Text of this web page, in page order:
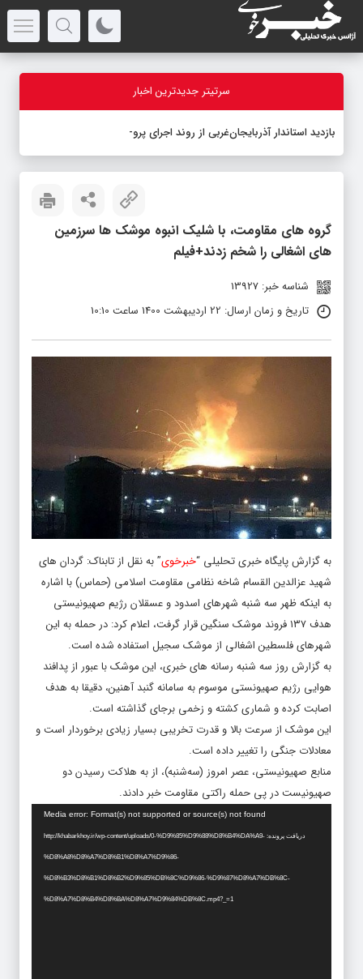
سرتیتر جدیدترین اخبار
بازدید استاندار آذربایجان‌غربی از روند اجرای پروژه ساما
گروه های مقاومت، با شلیک انبوه موشک ها سرزمین
های اشغالی را شخم زدند+فیلم
شناسه خبر: 13927
تاریخ و زمان ارسال: 22 اردیبهشت 1400 ساعت 10:10
به گزارش پایگاه خبری تحلیلی “خبرخوی” به نقل از تابناک: گردان های
شهید عزالدین القسام شاخه نظامی مقاومت اسلامی (حماس) با اشاره
به اینکه ظهر سه شنبه شهرهای اسدود و عسقلان رژیم صهیونیستی
هدف ۱۳۷ فروند موشک سنگین قرار گرفت،‌ اعلام کرد: در حمله به این
شهرهای فلسطین اشغالی از موشک سجیل استفاده شده است.
به گزارش روز سه شنبه رسانه های خبری، این موشک با عبور از پدافند
هوایی رژیم صهیونستی موسوم به سامانه گنبد آهنین، دقیقا به هدف
اصابت کرده و شماری کشته و زخمی برجای گذاشته است.
این موشک از سرعت بالا و قدرت تخریبی بسیار زیادی برخوردار است و
معادلات جنگی را تغییر داده است.
منابع صهیونیستی، عصر امروز (سه‌شنبه)، از به هلاکت رسیدن دو
صهیونیست در پی حمله راکتی مقاومت خبر دادند.
Media error: Format(s) not supported or source(s) not found
دریافت پرونده: http://khabarkhoy.ir/wp-content/uploads/0-%D9%85%D9%88%D8%B4%DA%A9-
%D8%A8%D8%A7%D8%B1%D8%A7%D9%86-
%D8%B3%D8%B1%D8%B2%D9%85%DB%8C%D9%86-%D9%87%D8%A7%DB%8C-
%D8%A7%D8%B4%D8%BA%D8%A7%D9%84%DB%8C.mp4?_=1